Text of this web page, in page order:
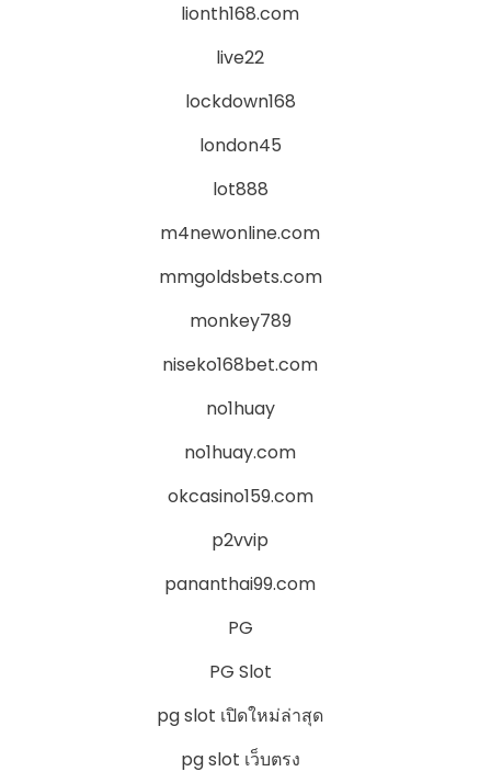
lionth168.com
live22
lockdown168
london45
lot888
m4newonline.com
mmgoldsbets.com
monkey789
niseko168bet.com
no1huay
no1huay.com
okcasino159.com
p2vvip
pananthai99.com
PG
PG Slot
pg slot เปิดใหม่ล่าสุด
pg slot เว็บตรง